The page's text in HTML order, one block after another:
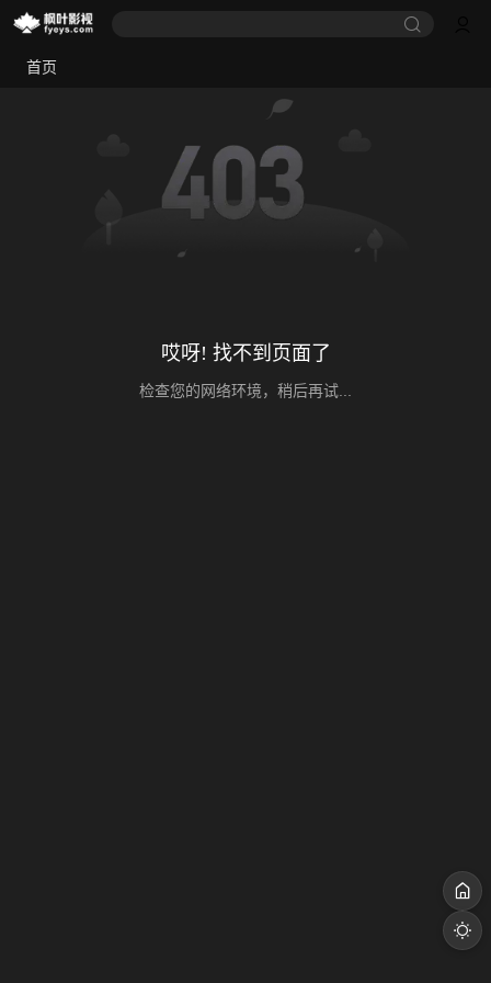
首页
哎呀! 找不到页面了
检查您的网络环境，稍后再试...